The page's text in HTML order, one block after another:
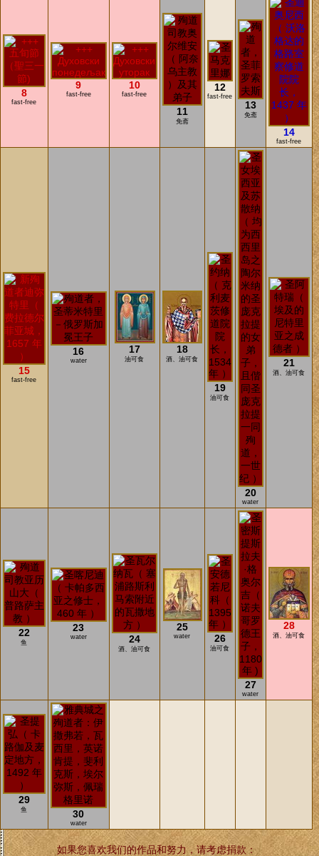
8
fast-free
9
fast-free
10
fast-free
11
免斋
12
fast-free
13
免斋
14
fast-free
15
fast-free
16
water
17
油可食
18
酒、油可食
19
油可食
20
water
21
酒、油可食
22
鱼
23
water 24
酒、油可食
25
water 26
油可食
27
water
28
酒、油可食
29
鱼 30
water
如果您喜欢我们的作品和努力，请考虑捐款：